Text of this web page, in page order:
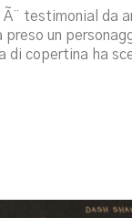
testimonial da
un
di copertina ha